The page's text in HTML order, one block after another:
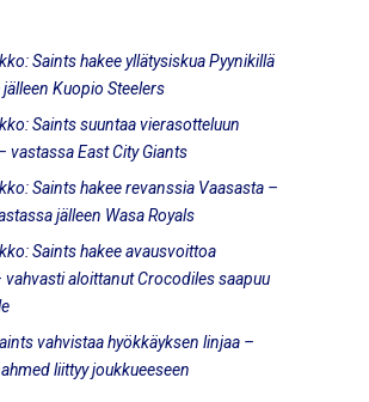
Saints hakee yllätysiskua Pyynikillä
Kuopio Steelers
Saints suuntaa vierasotteluun
vastassa East City Giants
Saints hakee revanssia Vaasasta –
jälleen Wasa Royals
Saints hakee avausvoittoa
vahvasti aloittanut Crocodiles saapuu
vahvistaa hyökkäyksen linjaa –
liittyy joukkueeseen